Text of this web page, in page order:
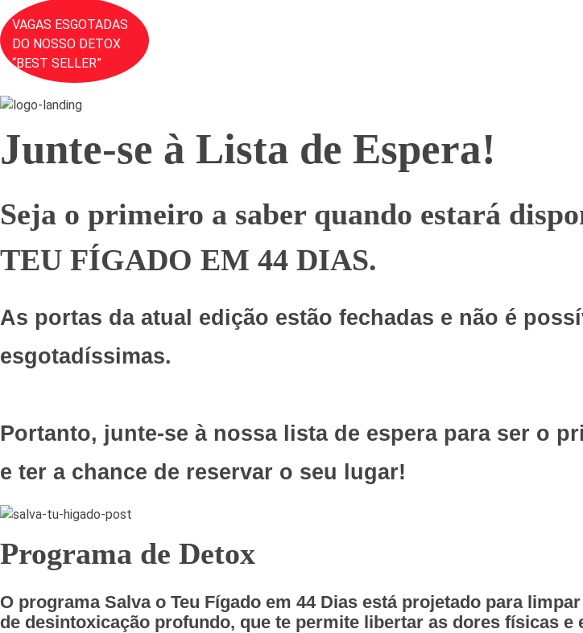
VAGAS ESGOTADAS
DO NOSSO DETOX
“BEST SELLER”
Junte-se à Lista de Espera!
Seja o primeiro a saber quando estará
TEU FÍGADO EM 44 DIAS.
As portas da atual edição estão fechadas e não é
esgotadíssimas.
Portanto, junte-se à nossa lista de espera para ser o
e ter a chance de reservar o seu lugar!
Programa de Detox
O programaSalva o Teu Fígado em 44 Dias está projetado para
de desintoxicação profundo, que te permite libertar as dores físicas